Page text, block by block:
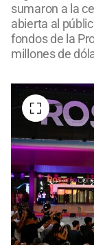
sumaron a la
abierta al
fondos de la
millones de